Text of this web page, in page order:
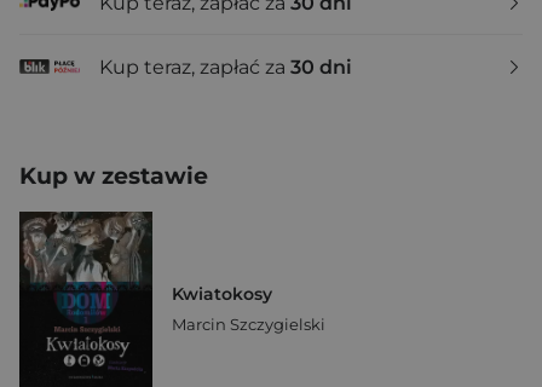
Kup teraz, zapłać za 30 dni
Kup w zestawie
Kwiatokosy
Marcin Szczygielski